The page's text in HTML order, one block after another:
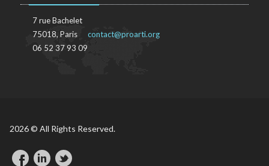
7 rue Bachelet
75018, Paris
06 52 37 93 09
contact@proarti.org
2026 © All Rights Reserved.